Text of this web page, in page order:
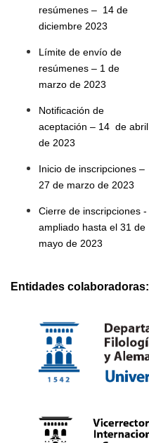
resúmenes –  14 de
diciembre 2023
Límite de envío de
resúmenes – 1 de
marzo de 2023
Notificación de
aceptación – 14  de abril
de 2023
Inicio de inscripciones –
27 de marzo de 2023
Cierre de inscripciones -
ampliado hasta el 31 de
mayo de 2023
Entidades colaboradoras: